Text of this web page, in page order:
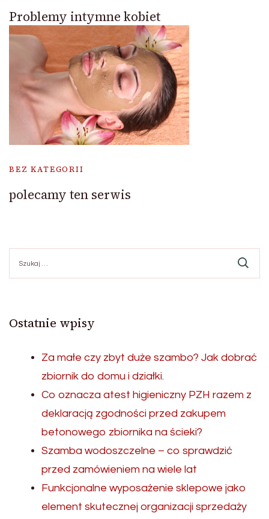
Problemy intymne kobiet
BEZ KATEGORII
polecamy ten serwis
Ostatnie wpisy
Za małe czy zbyt duże szambo? Jak dobrać
zbiornik do domu i działki.
Co oznacza atest higieniczny PZH razem z
deklaracją zgodności przed zakupem
betonowego zbiornika na ścieki?
Szamba wodoszczelne – co sprawdzić
przed zamówieniem na wiele lat
Funkcjonalne wyposażenie sklepowe jako
element skutecznej organizacji sprzedaży